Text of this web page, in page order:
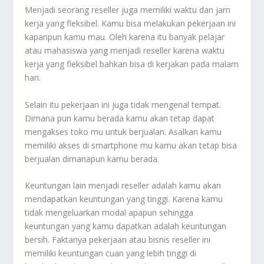
Menjadi seorang reseller juga memiliki waktu dan jam
kerja yang fleksibel. Kamu bisa melakukan pekerjaan ini
kapanpun kamu mau. Oleh karena itu banyak pelajar
atau mahasiswa yang menjadi reseller karena waktu
kerja yang fleksibel bahkan bisa di kerjakan pada malam
hari.
Selain itu pekerjaan ini juga tidak mengenal tempat.
Dimana pun kamu berada kamu akan tetap dapat
mengakses toko mu untuk berjualan. Asalkan kamu
memiliki akses di smartphone mu kamu akan tetap bisa
berjualan dimanapun kamu berada.
Keuntungan lain menjadi reseller adalah kamu akan
mendapatkan keuntungan yang tinggi. Karena kamu
tidak mengeluarkan modal apapun sehingga
keuntungan yang kamu dapatkan adalah keuntungan
bersih. Faktanya pekerjaan atau bisnis reseller ini
memiliki keuntungan cuan yang lebih tinggi di